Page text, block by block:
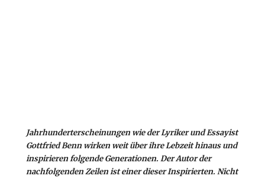
Jahrhunderterscheinungen wie der Lyriker und Essayist
Gottfried Benn wirken weit über ihre Lebzeit hinaus und
inspirieren folgende Generationen. Der Autor der
nachfolgenden Zeilen ist einer dieser Inspirierten. Nicht